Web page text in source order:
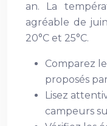
an. La
agréable de
20°C et 25°C.
Comparez
proposés
Lisez
campeurs